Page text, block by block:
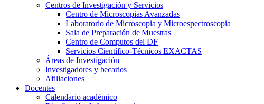
Centros de Investigación y Servicios
Centro de Microscopias Avanzadas
Laboratorio de Microscopia y Microespectroscopia
Sala de Preparación de Muestras
Centro de Computos del DF
Servicios Científico-Técnicos EXACTAS
Áreas de Investigación
Investigadores y becarios
Afiliaciones
Docentes
Calendario académico